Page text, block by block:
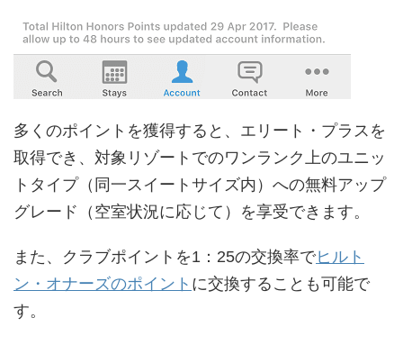
多くのポイントを獲得すると、エリート・プラスを
取得でき、対象リゾートでのワンランク上のユニッ
トタイプ（同一スイートサイズ内）への無料アップ
グレード（空室状況に応じて）を享受できます。
また、クラブポイントを1：25の交換率でヒルト
ン・オナーズのポイント に交換することも可能で
す。